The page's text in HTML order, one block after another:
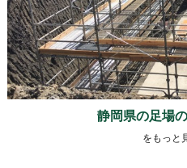
静岡県の足場
をもっ